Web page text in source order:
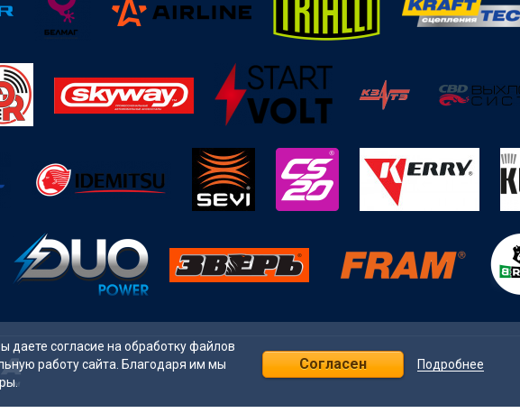
даете согласие на обработку файлов
работу сайта. Благодаря им мы
Согласен Подробнее